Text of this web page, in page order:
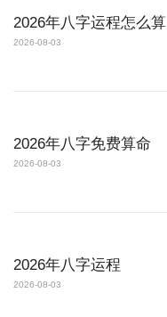
2026年八字运程怎么算
2026-08-03
2026年八字免费算命
2026-08-03
2026年八字运程
2026-08-03